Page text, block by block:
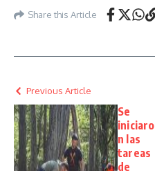
Share this Article
Previous Article
Se
iniciaro
n las
tareas
de